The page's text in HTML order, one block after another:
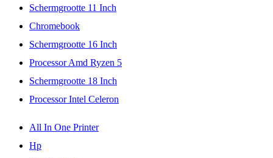
Schermgrootte 11 Inch
Chromebook
Schermgrootte 16 Inch
Processor Amd Ryzen 5
Schermgrootte 18 Inch
Processor Intel Celeron
All In One Printer
Hp